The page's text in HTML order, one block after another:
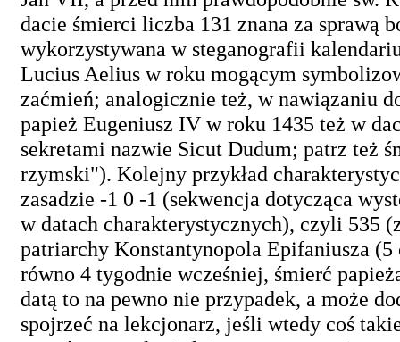
dacie śmierci liczba 131 znana za sprawą
wykorzystywana w steganografii
Lucius Aelius w roku mogącym
zaćmień; analogicznie też, w nawiązaniu
papież Eugeniusz IV w roku 1435 też w
sekretami nazwie Sicut Dudum; patrz też
rzymski"). Kolejny przykład
zasadzie -1 0 -1 (sekwencja dotycząca
w datach charakterystycznych), czyli 535
patriarchy Konstantynopola Epifaniusza
równo 4 tygodnie wcześniej, śmierć
datą to na pewno nie przypadek, a może
spojrzeć na lekcjonarz, jeśli wtedy coś